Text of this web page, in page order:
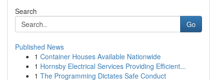
Search
Go
Published News
1 Container Houses Available Nationwide
1 Hornsby Electrical Services Providing Efficient...
1 The Programming Dictates Safe Conduct